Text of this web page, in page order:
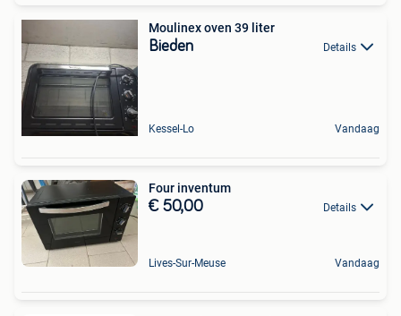
Moulinex oven 39 liter
Bieden Details
Kessel-Lo Vandaag
Four inventum
€ 50,00 Details
Lives-Sur-Meuse Vandaag